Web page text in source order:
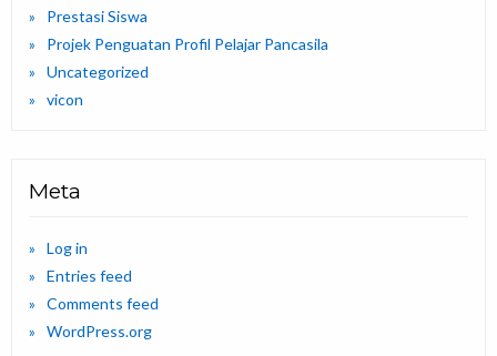
Prestasi Siswa
Projek Penguatan Profil Pelajar Pancasila
Uncategorized
vicon
Meta
Log in
Entries feed
Comments feed
WordPress.org